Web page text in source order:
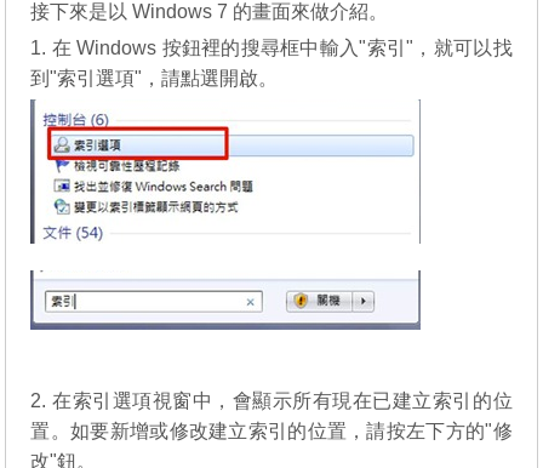
接下來是以 Windows 7 的畫面來做介紹。
1. 在 Windows 按鈕裡的搜尋框中輸入"索引"，就可以找
到"索引選項"，請點選開啟。
2. 在索引選項視窗中，會顯示所有現在已建立索引的位
置。如要新增或修改建立索引的位置，請按左下方的"修
改"鈕。